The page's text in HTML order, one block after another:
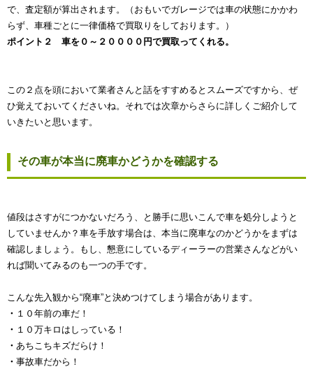
で、査定額が算出されます。（おもいでガレージでは車の状態にかかわ
らず、車種ごとに一律価格で買取りをしております。）
ポイント２ 車を０～２００００円で買取ってくれる。
この２点を頭において業者さんと話をすすめるとスムーズですから、ぜ
ひ覚えておいてくださいね。それでは次章からさらに詳しくご紹介して
いきたいと思います。
その車が本当に廃車かどうかを確認する
値段はさすがにつかないだろう、と勝手に思いこんで車を処分しようと
していませんか？車を手放す場合は、本当に廃車なのかどうかをまずは
確認しましょう。もし、懇意にしているディーラーの営業さんなどがい
れば聞いてみるのも一つの手です。
こんな先入観から“廃車”と決めつけてしまう場合があります。
・ １０年前の車だ！
・ １０万キロはしっている！
・ あちこちキズだらけ！
・ 事故車だから！